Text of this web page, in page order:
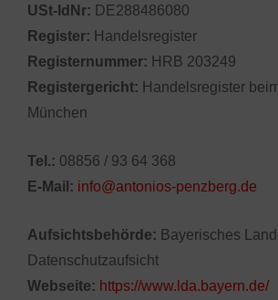
USt-IdNr: DE288486080
Register: Handelsregister
Registernummer: HRB 203249
Registergericht: Handelsregister
München
Tel.: 08856 / 93 64 368
E-Mail: info@antonios-penzberg.de
Aufsichtsbehörde: Bayerisches
Datenschutzaufsicht
Webseite: https://www.lda.bayern.de/